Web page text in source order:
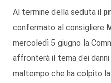
Al termine della seduta il
confermato al consigliere
mercoledì 5 giugno la
affronterà il tema dei
maltempo che ha colpito